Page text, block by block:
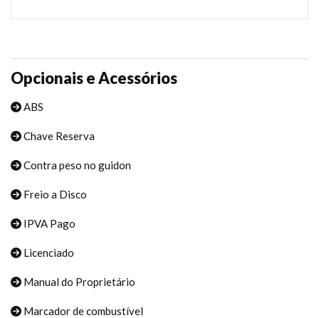
Opcionais e Acessórios
ABS
Chave Reserva
Contra peso no guidon
Freio a Disco
IPVA Pago
Licenciado
Manual do Proprietário
Marcador de combustível